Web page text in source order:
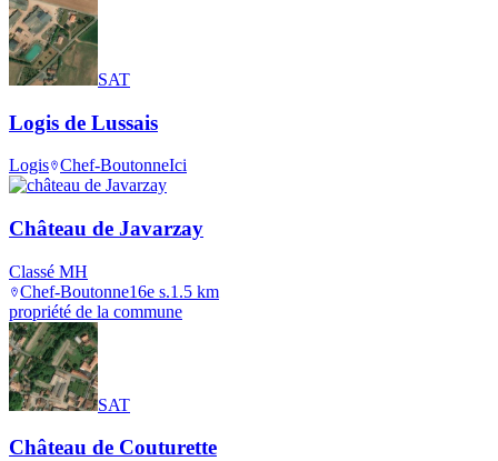
SAT
Logis de Lussais
Logis Chef-BoutonneIci
Château de Javarzay
Classé MH
Chef-Boutonne16e s.1.5 km
propriété de la commune
SAT
Château de Couturette